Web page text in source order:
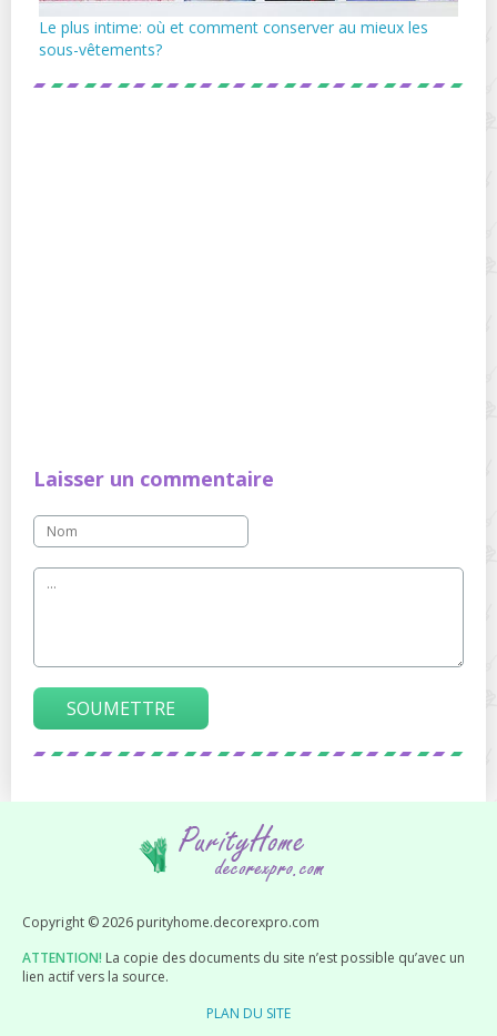
Le plus intime: où et comment conserver au mieux les
sous-vêtements?
Laisser un commentaire
SOUMETTRE
Copyright © 2026 purityhome.decorexpro.com
ATTENTION! La copie des documents du site n’est possible qu’avec un
lien actif vers la source.
PLAN DU SITE